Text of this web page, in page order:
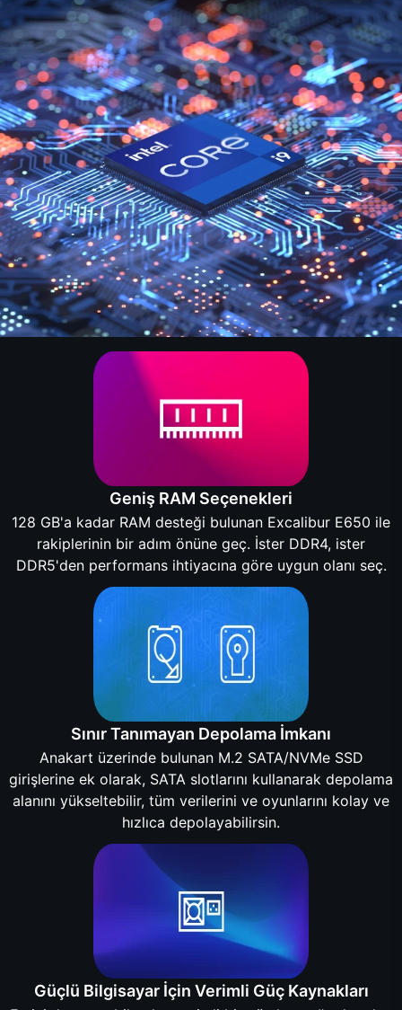
Geniş RAM Seçenekleri
128 GB'a kadar RAM desteği bulunan Excalibur E650 ile
rakiplerinin bir adım önüne geç. İster DDR4, ister
DDR5'den performans ihtiyacına göre uygun olanı seç.
Sınır Tanımayan Depolama İmkanı
Anakart üzerinde bulunan M.2 SATA/NVMe SSD
girişlerine ek olarak, SATA slotlarını kullanarak depolama
alanını yükseltebilir, tüm verilerini ve oyunlarını kolay ve
hızlıca depolayabilirsin.
Güçlü Bilgisayar İçin Verimli Güç Kaynakları